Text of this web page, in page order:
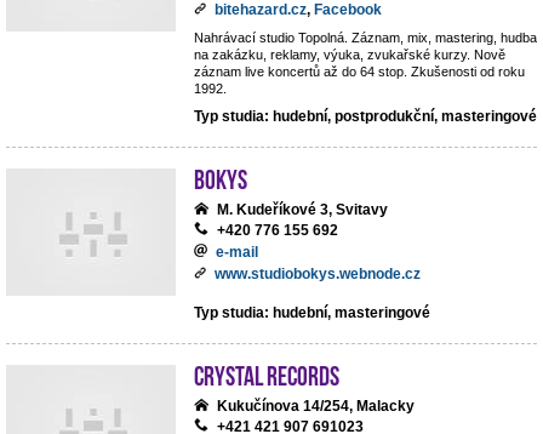
bitehazard.cz, Facebook
Nahrávací studio Topolná. Záznam, mix, mastering, hudba
na zakázku, reklamy, výuka, zvukařské kurzy. Nově
záznam live koncertů až do 64 stop. Zkušenosti od roku
1992.
Typ studia: hudební, postprodukční, masteringové
BoKys
M. Kudeříkové 3, Svitavy
+420 776 155 692
e-mail
www.studiobokys.webnode.cz
Typ studia: hudební, masteringové
Crystal Records
Kukučínova 14/254, Malacky
+421 421 907 691023